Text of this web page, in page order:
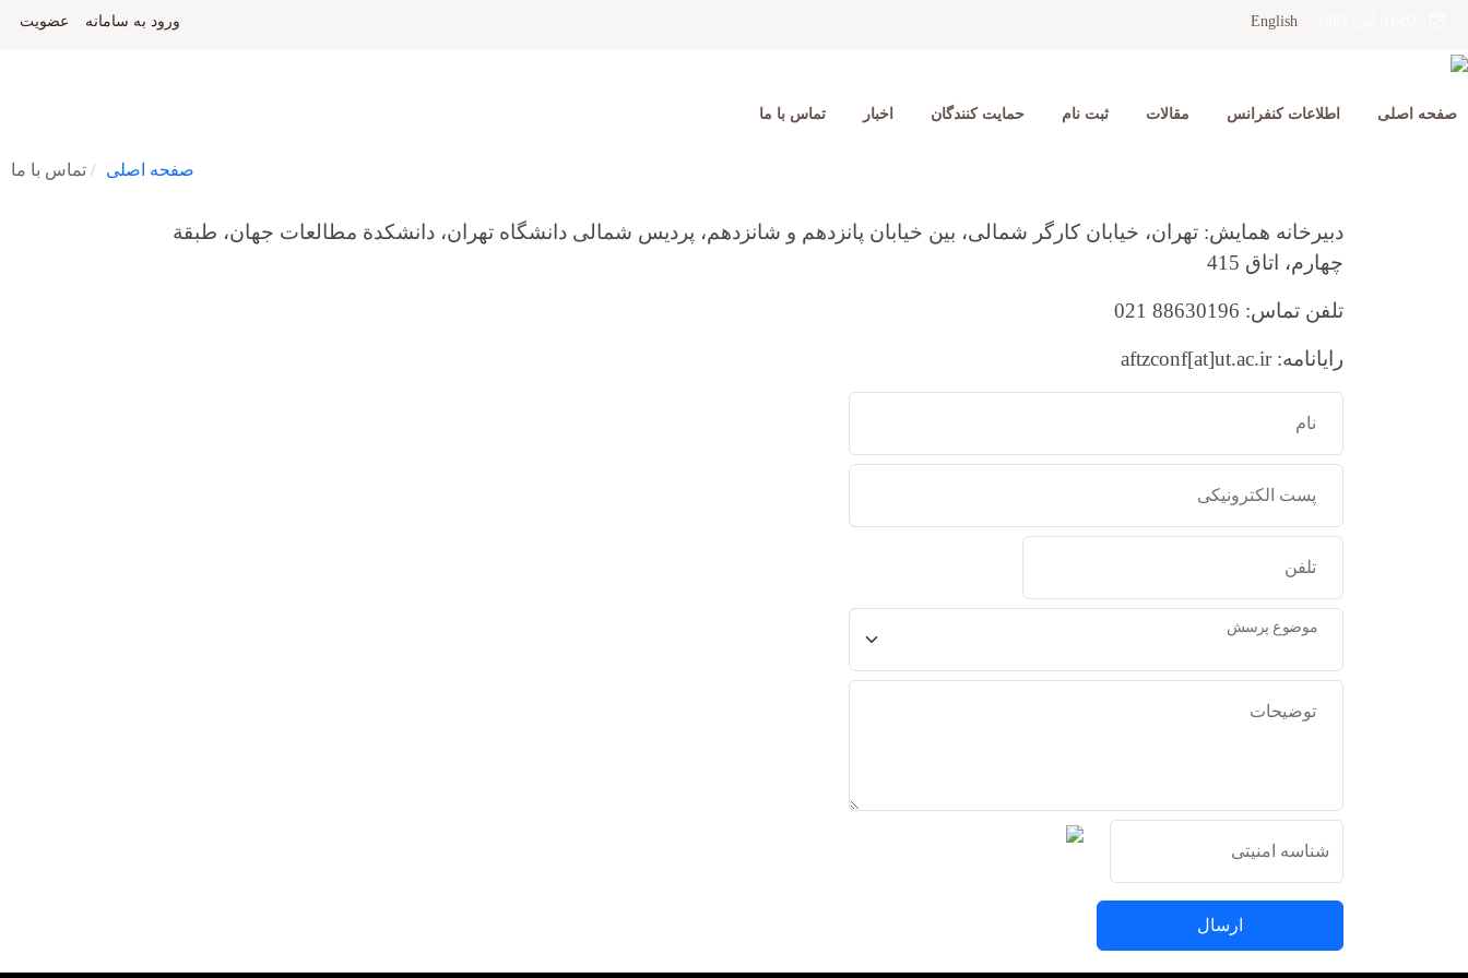
English ورود به سامانه عضویت
صفحه اصلی اطلاعات کنفرانس مقالات ثبت نام حمایت کنندگان اخبار تماس با ما
صفحه اصلی تماس با ما
دبیرخانه همایش: تهران، خیابان کارگر شمالی، بین خیابان پانزدهم و شانزدهم، پردیس شمالی دانشگاه تهران، دانشکدة مطالعات جهان، طبقة
چهارم، اتاق 415
تلفن تماس: 88630196 021
رایانامه: aftzconf[at]ut.ac.ir
نام
پست الکترونیکی
تلفن
موضوع پرسش
توضیحات
شناسه امنیتی
ارسال